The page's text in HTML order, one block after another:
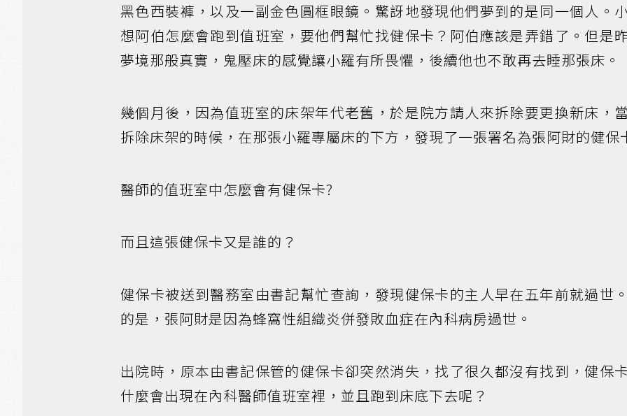
黑色西裝褲，以及一副金色圓框眼鏡。驚訝地發現他們夢到的是同一個人。
想阿伯怎麼會跑到值班室，要他們幫忙找健保卡？阿伯應該是弄錯了。但是
夢境那般真實，鬼壓床的感覺讓小羅有所畏懼，後續他也不敢再去睡那張床。
幾個月後，因為值班室的床架年代老舊，於是院方請人來拆除要更換新床，
拆除床架的時候，在那張小羅專屬床的下方，發現了一張署名為張阿財的健保
醫師的值班室中怎麼會有健保卡?
而且這張健保卡又是誰的？
健保卡被送到醫務室由書記幫忙查詢，發現健保卡的主人早在五年前就過世
的是，張阿財是因為蜂窩性組織炎併發敗血症在內科病房過世。
出院時，原本由書記保管的健保卡卻突然消失，找了很久都沒有找到，健保
什麼會出現在內科醫師值班室裡，並且跑到床底下去呢？